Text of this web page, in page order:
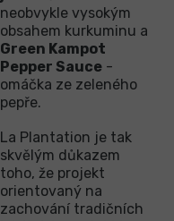
neobvykle vysokým
obsahem kurkuminu a
Green Kampot
Pepper Sauce -
omáčka ze zeleného
pepře.
La Plantation je tak
skvělým důkazem
toho, že projekt
orientovaný na
zachování tradičních